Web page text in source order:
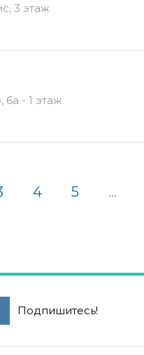
3 этаж
- 1 этаж
4 5 ...
Подпишитесь!